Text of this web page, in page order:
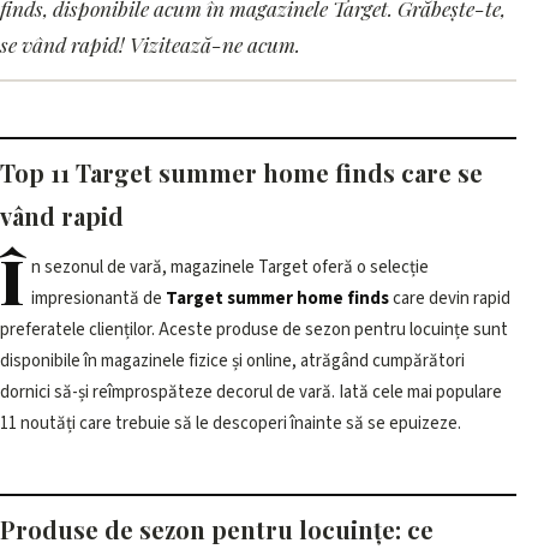
Cele mai bune 11 noutăți
pentru locuințe de vară
disponibile la Target
finds, disponibile acum în magazinele Target. Grăbește-te,
se vând rapid! Vizitează-ne acum.
Top 11 Target summer home finds care se
vând rapid
Î n sezonul de vară, magazinele Target oferă o selecție
impresionantă de Target summer home findscare devin rapid
preferatele clienților. Aceste produse de sezon pentru locuințe sunt
disponibile în magazinele fizice și online, atrăgând cumpărători
dornici să-și reîmprospăteze decorul de vară. Iată cele mai populare
11 noutăți care trebuie să le descoperi înainte să se epuizeze.
Produse de sezon pentru locuințe: ce